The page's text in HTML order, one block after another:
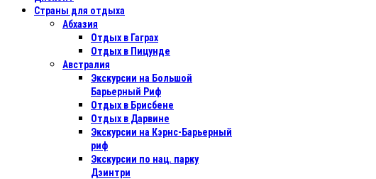
Страны для отдыха
Абхазия
Отдых в Гаграх
Отдых в Пицунде
Австралия
Экскурсии на Большой
Барьерный Риф
Отдых в Бриcбене
Отдых в Дарвине
Экскурсии на Кэрнс-Барьерный
риф
Экскурсии по нац. парку
Дэинтри